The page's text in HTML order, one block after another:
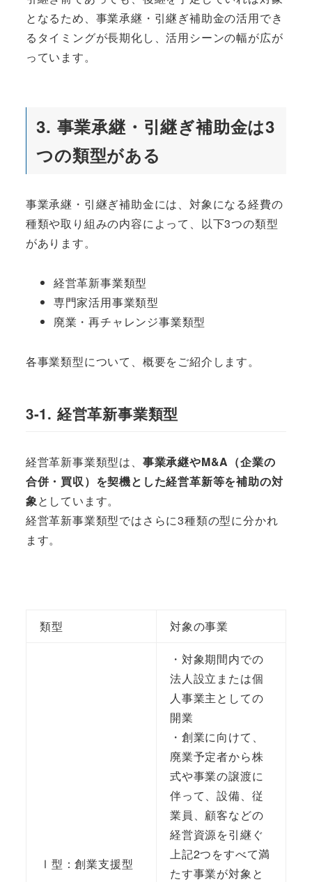
となるため、事業承継・引継ぎ補助金の活用でき
るタイミングが長期化し、活用シーンの幅が広が
っています。
3. 事業承継・引継ぎ補助金は3
つの類型がある
事業承継・引継ぎ補助金には、対象になる経費の
種類や取り組みの内容によって、以下3つの類型
があります。
経営革新事業類型
専門家活用事業類型
廃業・再チャレンジ事業類型
各事業類型について、概要をご紹介します。
3-1. 経営革新事業類型
経営革新事業類型は、 事業承継やM&A（企業の
合併・買収）を契機とした経営革新等を補助の対
象としています。
経営革新事業類型ではさらに3種類の型に分かれ
ます。
類型 対象の事業
Ⅰ型：創業支援型
・対象期間内での
法人設立または個
人事業主としての
開業
・創業に向けて、
廃業予定者から株
式や事業の譲渡に
伴って、設備、従
業員、顧客などの
経営資源を引継ぐ
上記2つをすべて満
たす事業が対象と